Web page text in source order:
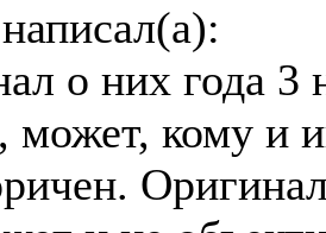
о них года 3
может, кому и